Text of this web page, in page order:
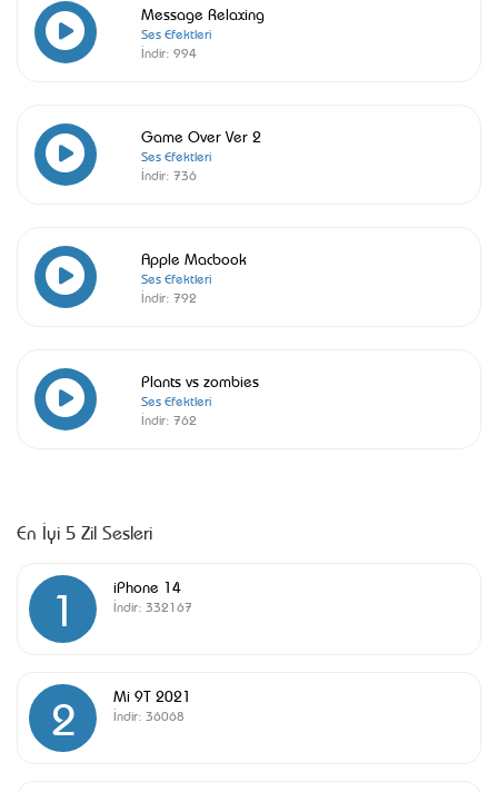
Message Relaxing
Ses Efektleri
İndir: 994
Game Over Ver 2
Ses Efektleri
İndir: 736
Apple Macbook
Ses Efektleri
İndir: 792
Plants vs zombies
Ses Efektleri
İndir: 762
En İyi 5 Zil Sesleri
1 iPhone 14
İndir: 332167
2 Mi 9T 2021
İndir: 36068